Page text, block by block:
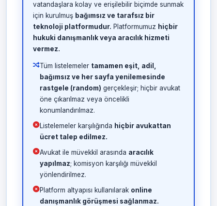
vatandaşlara kolay ve erişilebilir biçimde sunmak
için kurulmuş bağımsız ve tarafsız bir
teknoloji platformudur. Platformumuz hiçbir
hukuki danışmanlık veya aracılık hizmeti
vermez.
Tüm listelemeler tamamen eşit, adil,
bağımsız ve her sayfa yenilemesinde
rastgele (random) gerçekleşir; hiçbir avukat
öne çıkarılmaz veya öncelikli
konumlandırılmaz.
Listelemeler karşılığında hiçbir avukattan
ücret talep edilmez.
Avukat ile müvekkil arasında aracılık
yapılmaz; komisyon karşılığı müvekkil
yönlendirilmez.
Platform altyapısı kullanılarak online
danışmanlık görüşmesi sağlanmaz.